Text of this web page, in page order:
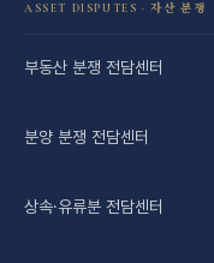
ASSET DISPUTES · 자산 분쟁
부동산 분쟁 전담센터
분양 분쟁 전담센터
상속·유류분 전담센터